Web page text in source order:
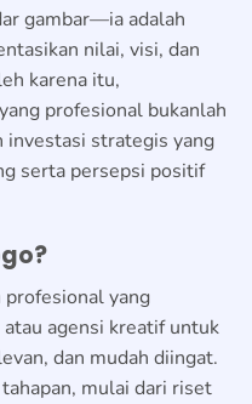
gambar—ia adalah
nilai, visi, dan
karena itu,
yang profesional bukanlah
investasi strategis yang
serta persepsi positif
profesional yang
agensi kreatif untuk
dan mudah diingat.
mulai dari riset